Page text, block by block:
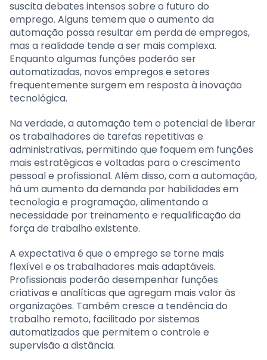
suscita debates intensos sobre o futuro do
emprego. Alguns temem que o aumento da
automação possa resultar em perda de empregos,
mas a realidade tende a ser mais complexa.
Enquanto algumas funções poderão ser
automatizadas, novos empregos e setores
frequentemente surgem em resposta à inovação
tecnológica.
Na verdade, a automação tem o potencial de liberar
os trabalhadores de tarefas repetitivas e
administrativas, permitindo que foquem em funções
mais estratégicas e voltadas para o crescimento
pessoal e profissional. Além disso, com a automação,
há um aumento da demanda por habilidades em
tecnologia e programação, alimentando a
necessidade por treinamento e requalificação da
força de trabalho existente.
A expectativa é que o emprego se torne mais
flexível e os trabalhadores mais adaptáveis.
Profissionais poderão desempenhar funções
criativas e analíticas que agregam mais valor às
organizações. Também cresce a tendência do
trabalho remoto, facilitado por sistemas
automatizados que permitem o controle e
supervisão a distância.